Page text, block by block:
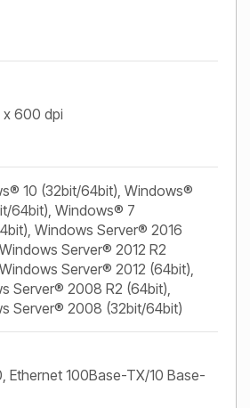
600 dpi
10 (32bit/64bit), Windows®
64bit), Windows® 7
Windows Server® 2016
Server® 2012 R2
Server® 2012 (64bit),
Server® 2008 R2 (64bit),
Server® 2008 (32bit/64bit)
Ethernet 100Base-TX/10 Base-